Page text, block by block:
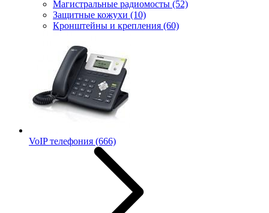
Магистральные радиомосты (52)
Защитные кожухи (10)
Кронштейны и крепления (60)
VoIP телефония (666)